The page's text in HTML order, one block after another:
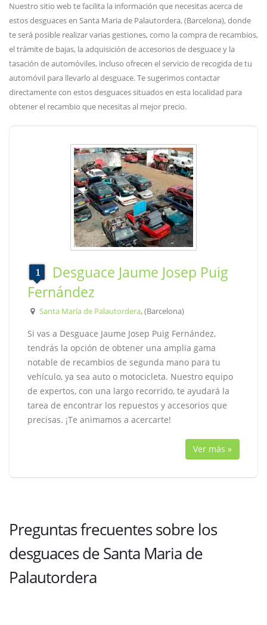
Nuestro sitio web te facilita la información que necesitas acerca de
estos desguaces en Santa Maria de Palautordera, (Barcelona), donde
te será posible realizar varias gestiones, como la compra de recambios,
el trámite de bajas, la adquisición de accesorios de desguace y la
tasación de automóviles, incluso ofrecen el servicio de recogida de tu
automóvil para llevarlo al desguace. Te sugerimos contactar
directamente con estos desguaces situados en esta localidad para
obtener el recambio que necesitas al mejor precio.
Desguace Jaume Josep Puig
Fernández
Santa María de Palautordera, (Barcelona)
Si vas a Desguace Jaume Josep Puig Fernández,
tendrás la opción de obtener una amplia gama
notable de recambios de segunda mano para tu
vehículo, ya sea auto o motocicleta. Nuestro equipo
de expertos, con una largo recorrido, te ayudará la
tarea de encontrar los repuestos y accesorios que
precisas. ¡Te animamos a acercarte!
Ver más »
Preguntas frecuentes sobre los
desguaces de Santa Maria de
Palautordera